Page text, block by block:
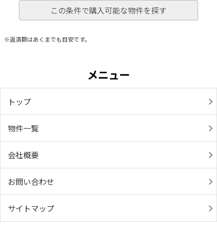
この条件で購入可能な物件を探す
※返済額はあくまでも目安です。
メニュー
トップ
物件一覧
会社概要
お問い合わせ
サイトマップ